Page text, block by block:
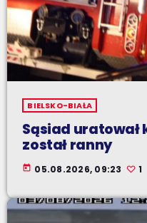
BIELSKO-BIAŁA
Sąsiad uratował
został ranny
today 05.08.2026, 09:23 1